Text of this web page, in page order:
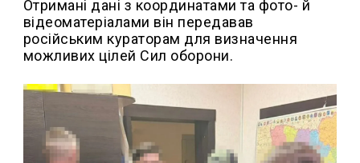
Отримані дані з координатами та фото- й
відеоматеріалами він передавав
російським кураторам для визначення
можливих цілей Сил оборони.